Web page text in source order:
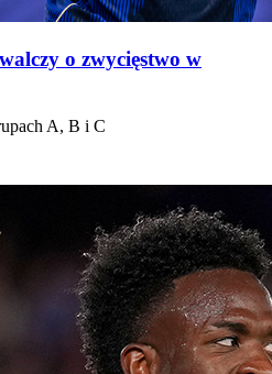
o zwycięstwo w
A, B i C